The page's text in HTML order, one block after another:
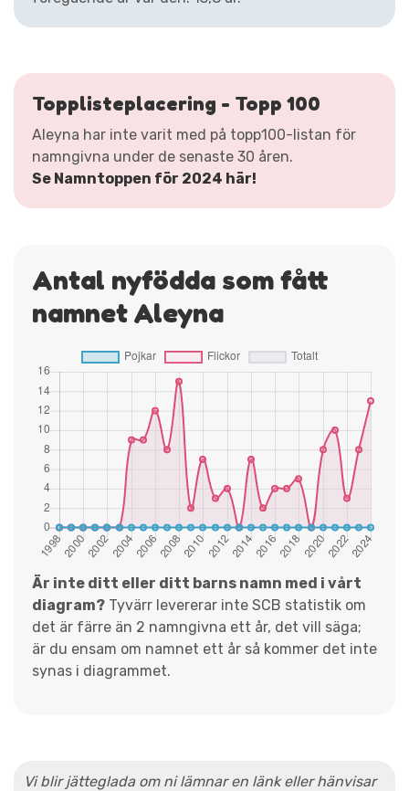
Topplisteplacering - Topp 100
Aleyna har inte varit med på topp100-listan för
namngivna under de senaste 30 åren.
Se Namntoppen för 2024 här!
Antal nyfödda som fått
namnet Aleyna
Är inte ditt eller ditt barns namn med i vårt
diagram? Tyvärr levererar inte SCB statistik om
det är färre än 2 namngivna ett år, det vill säga;
är du ensam om namnet ett år så kommer det inte
synas i diagrammet.
Vi blir jätteglada om ni lämnar en länk eller hänvisar